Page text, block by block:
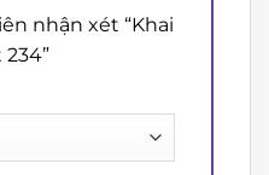
nhận xét “Khai